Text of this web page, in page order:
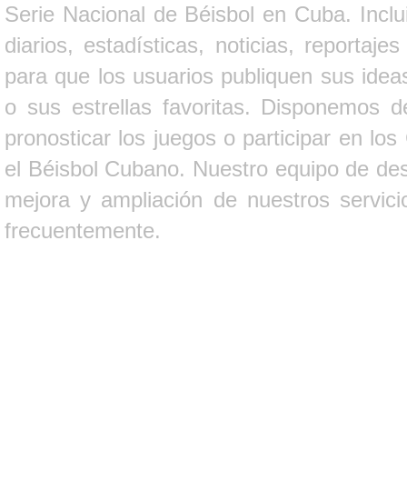
Serie Nacional de Béisbol en Cuba.
diarios, estadísticas, noticias,
para que los usuarios publiquen sus
o sus estrellas favoritas. Disponemos
pronosticar los juegos o participar en
el Béisbol Cubano. Nuestro equipo de
mejora y ampliación de nuestros
frecuentemente.